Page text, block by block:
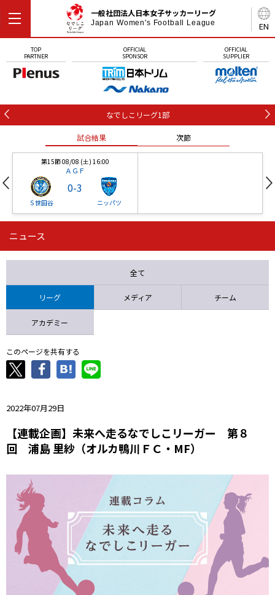
EN
一般社団法人日本女子サッカーリーグ
Japan Women's Football League
TOP
PARTNER
OFFICIAL
SPONSOR
OFFICIAL
SUPPLIER
なでしこリーグ1部
試合結果 次節
第15節 08/08 (土) 16:00
ＡＧＦ
Ｓ世田谷
0-3
ニッパツ
第16節 09/05 (土) 15:00
ニッパツ 石人の星
ニュース
全て
リーグ メディア チーム
アカデミー
このページを共有する
2022年07月29日
【連載企画】未来へ走るなでしこリーガー 第８
回 浦島 里紗（オルカ鴨川ＦＣ・MF）